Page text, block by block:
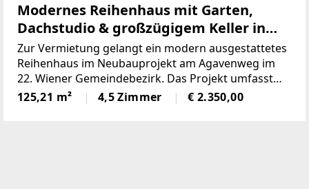
Modernes Reihenhaus mit Garten,
Dachstudio & großzügigem Keller in
ruhiger Lage in Wien 1220
Zur Vermietung gelangt ein modern ausgestattetes
Reihenhaus im Neubauprojekt am Agavenweg im
22. Wiener Gemeindebezirk. Das Projekt umfasst
insgesamt 15 Häuser und überzeugt durch seine
ruhige Lage sowie zeitgemäße Architektur.Das Haus
125,21 m² 4,5 Zimmer € 2.350,00